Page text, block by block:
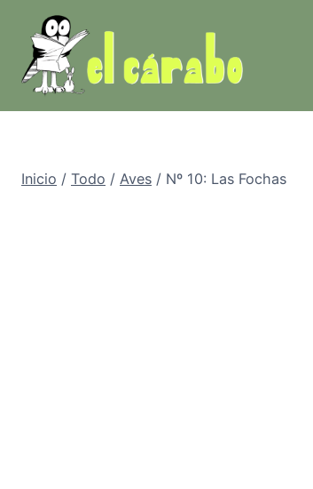
contenido
Inicio / Todo / Aves / Nº 10: Las Fochas